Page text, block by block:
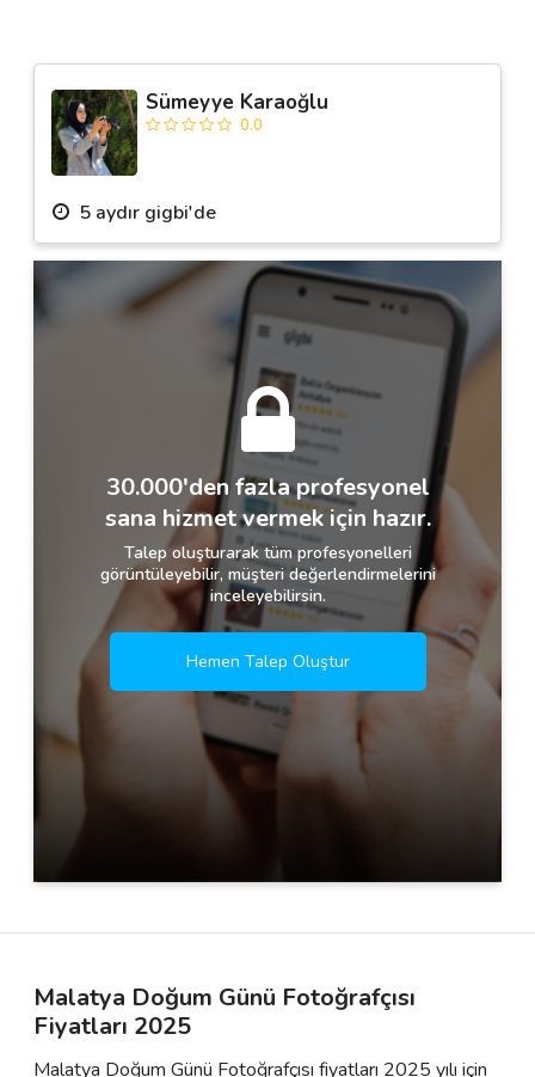
Sümeyye Karaoğlu
0.0
5 aydır gigbi'de
30.000'den fazla profesyonel
sana hizmet vermek için hazır.
Talep oluşturarak tüm profesyonelleri
görüntüleyebilir, müşteri değerlendirmelerini
inceleyebilirsin.
Hemen Talep Oluştur
Malatya Doğum Günü Fotoğrafçısı
Fiyatları 2025
Malatya Doğum Günü Fotoğrafçısı fiyatları 2025 yılı için